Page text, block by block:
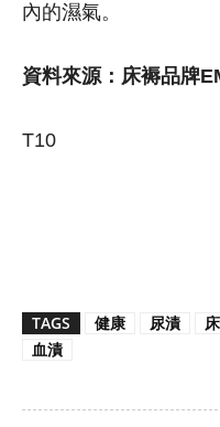
內的濕氣。
資料來源：床褥品牌
T10
TAGS 健康 尿漬
血漬